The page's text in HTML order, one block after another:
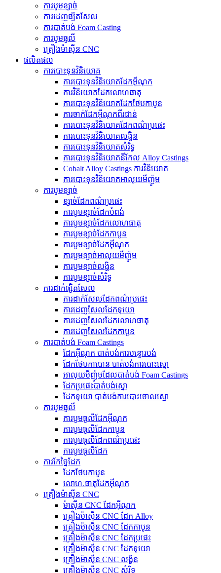
ការបូមខ្សាច់
ការដេញផ្សិតសែល
ការបាត់បង់ Foam Casting
ការបូមធូលី
គ្រឿងម៉ាស៊ីន CNC
ផលិតផល
ការបោះទុនវិនិយោគ
ការបោះទុនវិនិយោគដែកអ៊ីណុក
ការ​វិនិយោគ​ដែក​លោហធាតុ
ការបោះទុនវិនិយោគដែកថែបកាបូន
ការចាក់ដែកអ៊ីណុកពីរជាន់
ការបោះទុនវិនិយោគដែកពណ៌ប្រផេះ
ការបោះទុនវិនិយោគលង្ហិន
ការបោះទុនវិនិយោគសំរិទ្ធ
ការបោះទុនវិនិយោគនីកែល Alloy Castings
Cobalt Alloy Castings ការវិនិយោគ
ការបោះទុនវិនិយោគអាលុយមីញ៉ូម
ការបូមខ្សាច់
ខ្សាច់ដែកពណ៌ប្រផេះ
ការបូមខ្សាច់ដែកបំពង់
ការ​បូម​ខ្សាច់​ដែក​លោហធាតុ
ការបូមខ្សាច់ដែកកាបូន
ការបូមខ្សាច់ដែកអ៊ីណុក
ការបូមខ្សាច់អាលុយមីញ៉ូម
ការបូមខ្សាច់លង្ហិន
ការបូមខ្សាច់សំរិទ្ធ
ការដាក់ផ្សិតសែល
ការដាក់សែលដែកពណ៌ប្រផេះ
ការ​ដេញ​សែល​ដែក​ទុយោ
ការ​ដេញ​សែល​ដែក​លោហធាតុ
ការដេញសែលដែកកាបូន
ការបាត់បង់ Foam Castings
ដែកអ៊ីណុក បាត់បង់ការបន្ទោរបង់
ដែកថែបកាបោន បាត់បង់ការបោះស្នោ
អាលុយមីញ៉ូមដែលបាត់បង់ Foam Castings
ដែក​ប្រផេះ​បាត់​បង់​ស្នោ
ដែកទុយោ បាត់បង់ការបោះចោលស្នោ
ការបូមធូលី
ការបូមធូលីដែកអ៊ីណុក
ការបូមធូលីដែកកាបូន
ការបូមធូលីដែកពណ៌ប្រផេះ
ការបូមធូលីដែក
ការកែច្នៃដែក
ដែកថែបកាបូន
លោហៈធាតុដែកអ៊ីណុក
គ្រឿងម៉ាស៊ីន CNC
ម៉ាស៊ីន CNC ដែកអ៊ីណុក
គ្រឿងម៉ាស៊ីន CNC ដែក Alloy
គ្រឿងម៉ាស៊ីន CNC ដែកកាបូន
គ្រឿងម៉ាស៊ីន CNC ដែកប្រផេះ
គ្រឿងម៉ាស៊ីន CNC ដែកទុយោ
គ្រឿងម៉ាស៊ីន CNC លង្ហិន
គ្រឿងម៉ាស៊ីន CNC សំរិទ្ធ